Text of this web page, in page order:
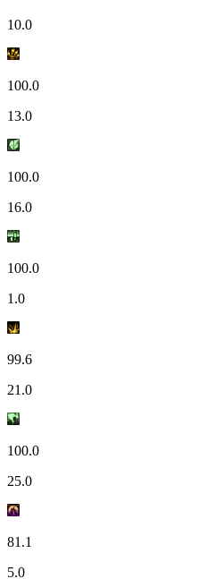
10.0
100.0
13.0
100.0
16.0
100.0
1.0
99.6
21.0
100.0
25.0
81.1
5.0